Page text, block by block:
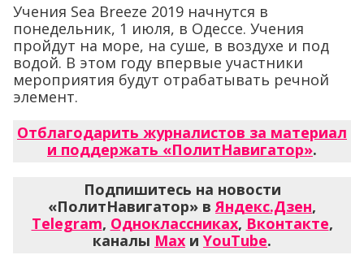
Учения Sea Breeze 2019 начнутся в
понедельник, 1 июля, в Одессе. Учения
пройдут на море, на суше, в воздухе и под
водой. В этом году впервые участники
мероприятия будут отрабатывать речной
элемент.
Отблагодарить журналистов за материал
и поддержать «ПолитНавигатор».
Подпишитесь на новости
«ПолитНавигатор» вЯндекс.Дзен,
Telegram, Одноклассниках, Вконтакте,
каналы Max и YouTube.